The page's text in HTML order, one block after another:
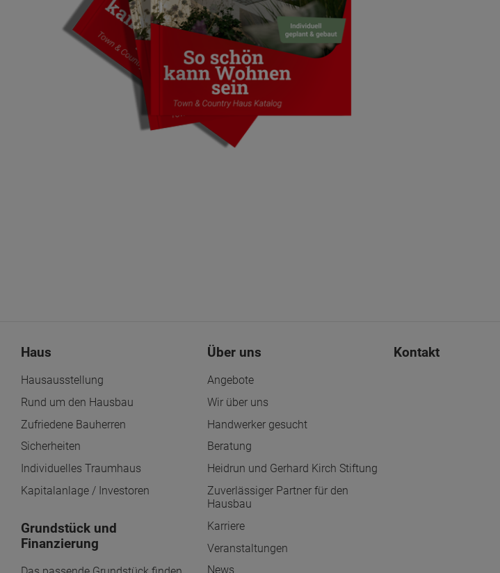
Haus
Hausausstellung
Rund um den Hausbau
Zufriedene Bauherren
Sicherheiten
Individuelles Traumhaus
Kapitalanlage / Investoren
Grundstück und
Finanzierung
Über uns
Angebote
Wir über uns
Handwerker gesucht
Beratung
Heidrun und Gerhard Kirch Stiftung
Zuverlässiger Partner für den
Hausbau
Karriere
Veranstaltungen
News
Kontakt